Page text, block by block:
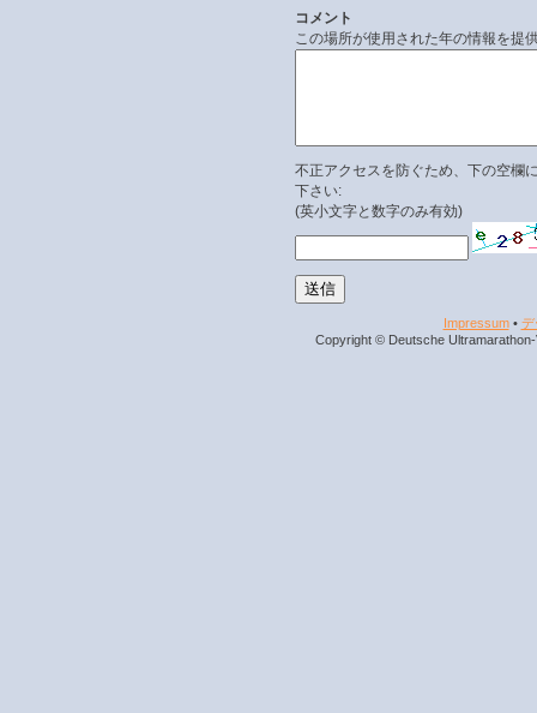
コメント
この場所が使用された年の情報を提
不正アクセスを防ぐため、下の空欄
下さい:
(英小文字と数字のみ有効)
Impressum• デ
Copyright © Deutsche